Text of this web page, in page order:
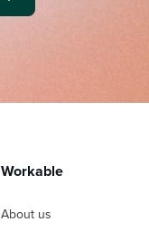
Workable
About us